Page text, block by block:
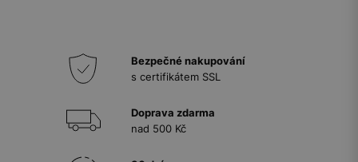
Bezpečné nakupování
s certifikátem SSL
Doprava zdarma
nad 500 Kč